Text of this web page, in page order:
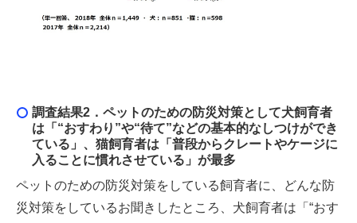
調査結果2． ペットのための防災対策として犬飼育者
は「“おすわり”や“待て”などの基本的なしつけができ
ている」、猫飼育者は「普段からクレートやケージに
入ることに慣れさせている」が最多
ペットのための防災対策をしている飼育者に、どんな防
災対策をしているお聞きしたところ、犬飼育者は「“おす